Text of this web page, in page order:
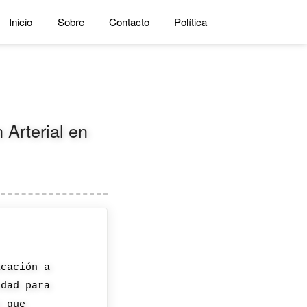
Inicio Sobre Contacto Política
Arterial en
a
para